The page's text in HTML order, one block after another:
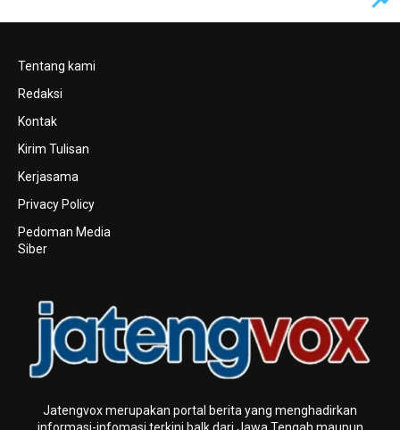
Tentang kami
Redaksi
Kontak
Kirim Tulisan
Kerjasama
Privacy Policy
Pedoman Media
Siber
Jatengvox merupakan portal berita yang menghadirkan